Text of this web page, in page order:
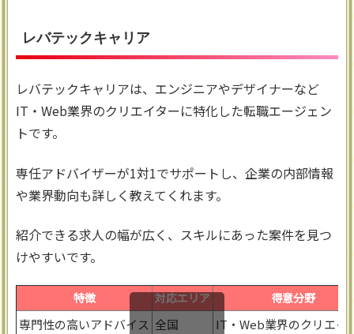
レバテックキャリア
レバテックキャリアは、エンジニアやデザイナーなど
IT・Web業界のクリエイターに特化した転職エージェン
トです。
専任アドバイザーが1対1でサポートし、企業の内部情報
や業界動向も詳しく教えてくれます。
紹介できる求人の幅が広く、スキルにあった案件を見つ
けやすいです。
特徴 対応エリア 得意分野
専門性の高いアドバイス 全国 IT・Web業界のクリエイ